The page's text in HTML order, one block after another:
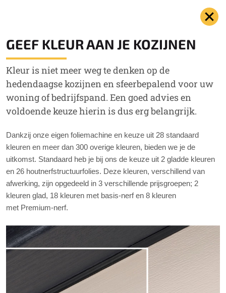
GEEF KLEUR AAN JE KOZIJNEN
Kleur is niet meer weg te denken op de
hedendaagse kozijnen en sfeerbepalend voor uw
woning of bedrijfspand. Een goed advies en
voldoende keuze hierin is dus erg belangrijk.
Dankzij onze eigen foliemachine en keuze uit 28 standaard
kleuren en meer dan 300 overige kleuren, bieden we je de
uitkomst. Standaard heb je bij ons de keuze uit 2 gladde kleuren
en 26 houtnerfstructuurfolies. Deze kleuren, verschillend van
afwerking, zijn opgedeeld in 3 verschillende prijsgroepen; 2
kleuren glad, 18 kleuren met basis-nerf en 8 kleuren
met Premium-nerf.